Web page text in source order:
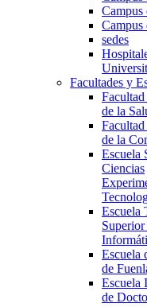
Campus
sedes
Facultades y
de la
de la
Escuela
Ciencias
Escuela
Escuela
de
Escuela
de